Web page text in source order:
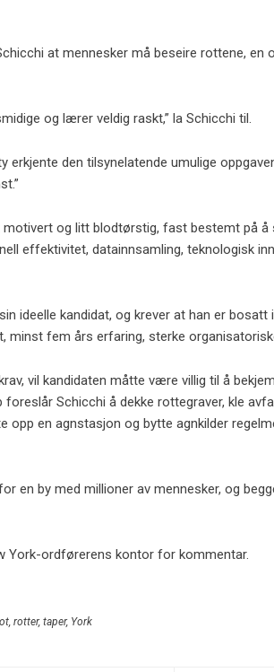
at mennesker må beseire rottene, en
og lærer veldig raskt,” la Schicchi til.
erkjente den tilsynelatende umulige
og litt blodtørstig, fast bestemt på å
effektivitet, datainnsamling, teknologisk
ideelle kandidat, og krever at han er bosatt
fem års erfaring, sterke
vil kandidaten måtte være villig til å
foreslår Schicchi å dekke rottegraver, kle
opp en agnstasjon og bytte agnkilder
en by med millioner av mennesker, og
York-ordførerens kontor for kommentar.
, rotter, taper, York